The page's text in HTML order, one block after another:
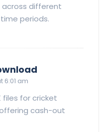
across different
periods.
6:01 am
files for cricket
cash-out